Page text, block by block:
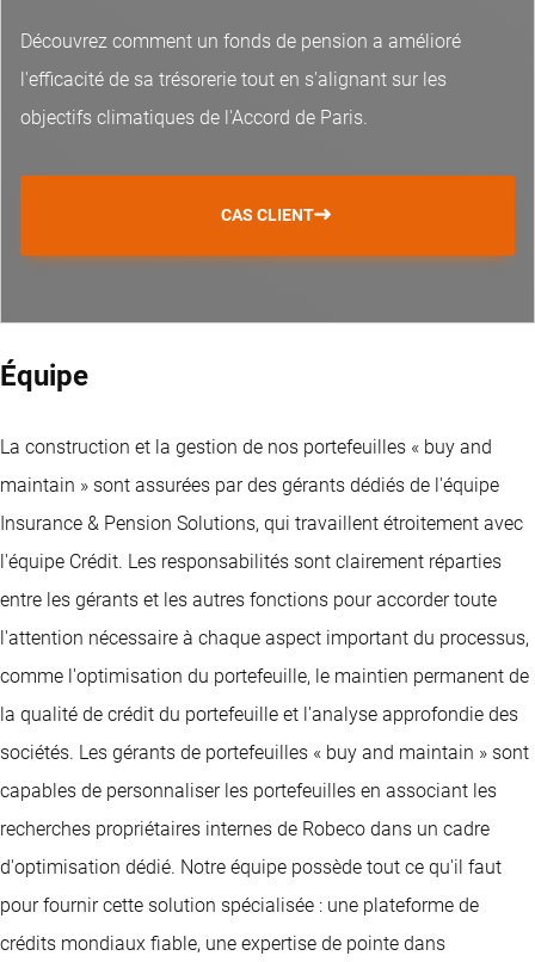
Découvrez comment un fonds de pension a amélioré
l'efficacité de sa trésorerie tout en s'alignant sur les
objectifs climatiques de l'Accord de Paris.
CAS CLIENT
Équipe
La construction et la gestion de nos portefeuilles « buy and
maintain » sont assurées par des gérants dédiés de l'équipe
Insurance & Pension Solutions, qui travaillent étroitement avec
l'équipe Crédit. Les responsabilités sont clairement réparties
entre les gérants et les autres fonctions pour accorder toute
l'attention nécessaire à chaque aspect important du processus,
comme l'optimisation du portefeuille, le maintien permanent de
la qualité de crédit du portefeuille et l'analyse approfondie des
sociétés. Les gérants de portefeuilles « buy and maintain » sont
capables de personnaliser les portefeuilles en associant les
recherches propriétaires internes de Robeco dans un cadre
d'optimisation dédié. Notre équipe possède tout ce qu'il faut
pour fournir cette solution spécialisée : une plateforme de
crédits mondiaux fiable, une expertise de pointe dans